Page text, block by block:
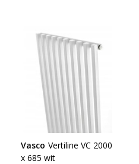
Vasco Vertiline VC 2000
x 685 wit